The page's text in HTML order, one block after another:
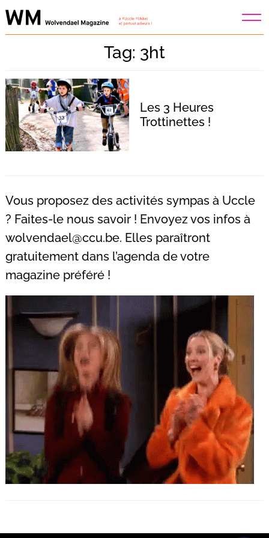
Skip
to
Tag: 3ht
Les 3 Heures
Trottinettes !
Vous proposez des activités sympas à Uccle
? Faites-le nous savoir ! Envoyez vos infos à
wolvendael@ccu.be. Elles paraîtront
gratuitement dans l’agenda de votre
magazine préféré !
Recherche
pour
: